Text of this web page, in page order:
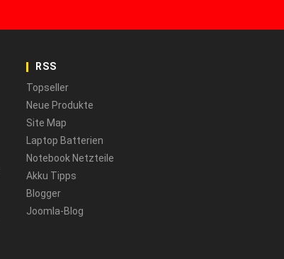
RSS
Topseller
Neue Produkte
Site Map
Laptop Batterien
Notebook Netzteile
Akku Tipps
Blogger
Joomla-Blog